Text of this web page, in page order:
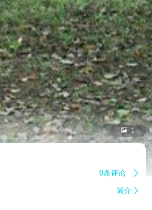
 1
0条评论 
简介 